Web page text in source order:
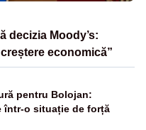
decizia Moody’s:
economică”
pentru Bolojan:
într-o situație de forță